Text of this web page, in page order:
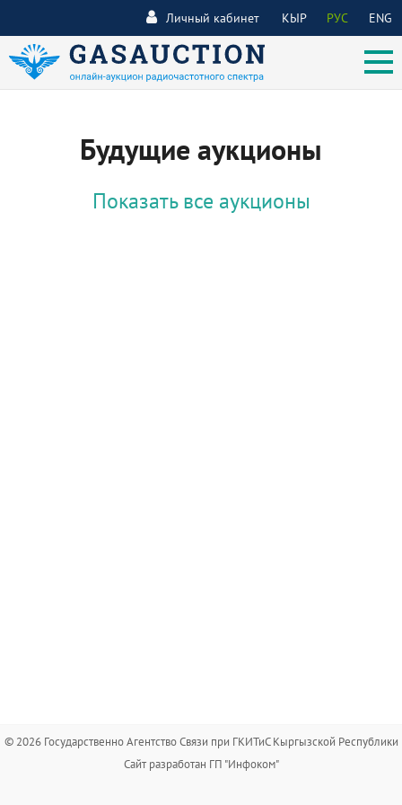
КЫР РУС ENG
Личный кабинет
Будущие аукционы
Показать все аукционы
© 2026 Государственно Агентство Связи при ГКИТиС Кыргызской Республики
Сайт разработан ГП "Инфоком"